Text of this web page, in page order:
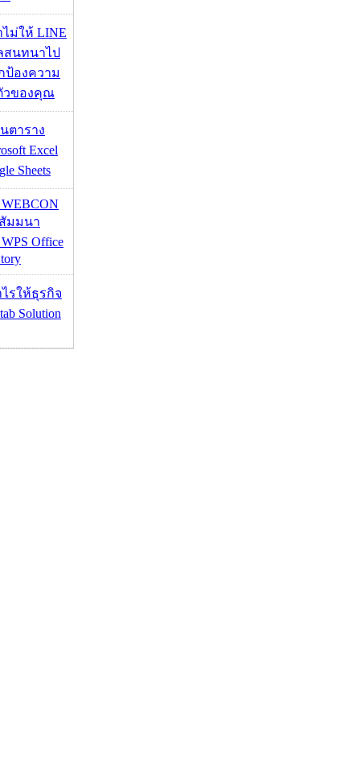
ม่ให้ LINE
สนทนาไป
ป้องความ
วของคุณ
ตาราง
Excel
Sheets
WEBCON
มมนา
Office
รให้ธุรกิจ
Solution